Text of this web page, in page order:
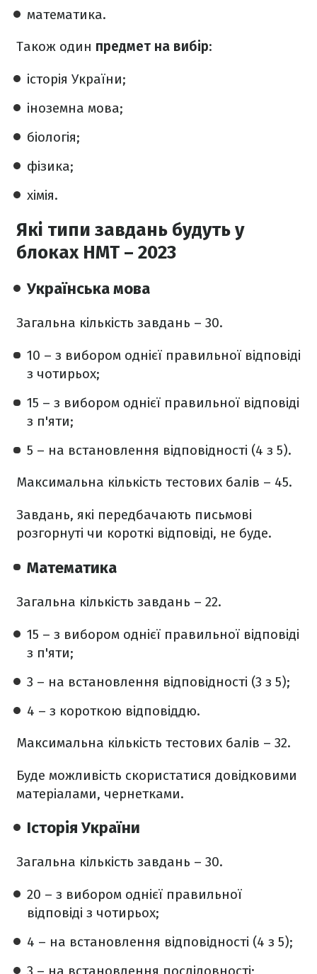
математика.
Також один предмет на вибір:
історія України;
іноземна мова;
біологія;
фізика;
хімія.
Які типи завдань будуть у
блоках НМТ – 2023
Українська мова
Загальна кількість завдань – 30.
10 – з вибором однієї правильної відповіді
з чотирьох;
15 – з вибором однієї правильної відповіді
з п'яти;
5 – на встановлення відповідності (4 з 5).
Максимальна кількість тестових балів – 45.
Завдань, які передбачають письмові
розгорнуті чи короткі відповіді, не буде.
Математика
Загальна кількість завдань – 22.
15 – з вибором однієї правильної відповіді
з п'яти;
3 – на встановлення відповідності (3 з 5);
4 – з короткою відповіддю.
Максимальна кількість тестових балів – 32.
Буде можливість скористатися довідковими
матеріалами, чернетками.
Історія України
Загальна кількість завдань – 30.
20 – з вибором однієї правильної
відповіді з чотирьох;
4 – на встановлення відповідності (4 з 5);